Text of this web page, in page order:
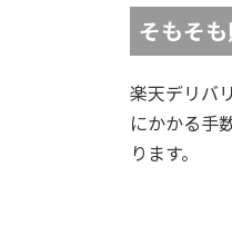
そもそ
楽天デリバ
にかかる手
ります。